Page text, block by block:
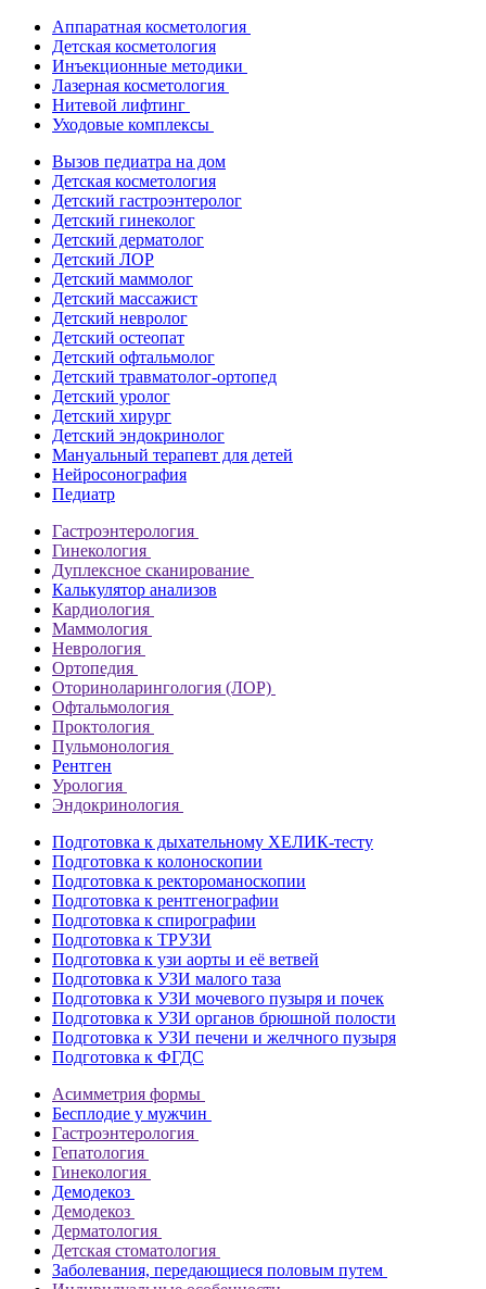
Аппаратная косметология
Детская косметология
Инъекционные методики
Лазерная косметология
Нитевой лифтинг
Уходовые комплексы
Вызов педиатра на дом
Детская косметология
Детский гастроэнтеролог
Детский гинеколог
Детский дерматолог
Детский ЛОР
Детский маммолог
Детский массажист
Детский невролог
Детский остеопат
Детский офтальмолог
Детский травматолог-ортопед
Детский уролог
Детский хирург
Детский эндокринолог
Мануальный терапевт для детей
Нейросонография
Педиатр
Гастроэнтерология
Гинекология
Дуплексное сканирование
Калькулятор анализов
Кардиология
Маммология
Неврология
Ортопедия
Оториноларингология (ЛОР)
Офтальмология
Проктология
Пульмонология
Рентген
Урология
Эндокринология
Подготовка к дыхательному ХЕЛИК-тесту
Подготовка к колоноскопии
Подготовка к ректороманоскопии
Подготовка к рентгенографии
Подготовка к спирографии
Подготовка к ТРУЗИ
Подготовка к узи аорты и её ветвей
Подготовка к УЗИ малого таза
Подготовка к УЗИ мочевого пузыря и почек
Подготовка к УЗИ органов брюшной полости
Подготовка к УЗИ печени и желчного пузыря
Подготовка к ФГДС
Асимметрия формы
Бесплодие у мужчин
Гастроэнтерология
Гепатология
Гинекология
Демодекоз
Демодекоз
Дерматология
Детская стоматология
Заболевания, передающиеся половым путем